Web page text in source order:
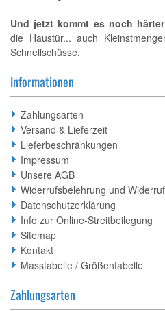
Und jetzt kommt es noch
die Haustür... auch
Schnellschüsse.
Informationen
Zahlungsarten
Versand & Lieferzeit
Lieferbeschränkungen
Impressum
Unsere AGB
Widerrufsbelehrung und
Datenschutzerklärung
Info zur Online-Streitbeilegung
Sitemap
Kontakt
Masstabelle / Größentabelle
Zahlungsarten